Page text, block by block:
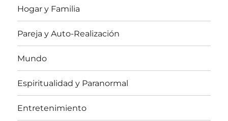
Hogar y Familia
Pareja y Auto-Realización
Mundo
Espiritualidad y Paranormal
Entretenimiento